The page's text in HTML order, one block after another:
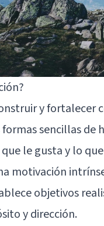
y fortalecer
sencillas de
que le gusta y lo
motivación
objetivos
y dirección.